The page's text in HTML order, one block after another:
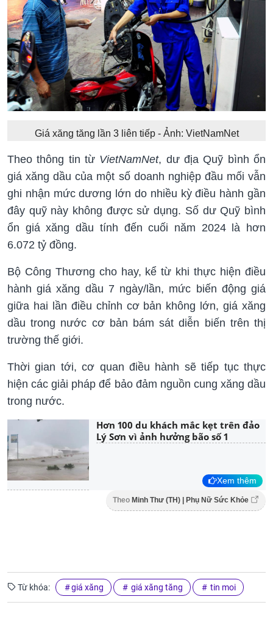
Giá xăng tăng lần 3 liên tiếp - Ảnh: VietNamNet
Theo thông tin từ VietNamNet, dư địa Quỹ bình ổn
giá xăng dầu của một số doanh nghiệp đầu mối vẫn
ghi nhận mức dương lớn do nhiều kỳ điều hành gần
đây quỹ này không được sử dụng. Số dư Quỹ bình
ổn giá xăng dầu tính đến cuối năm 2024 là hơn
6.072 tỷ đồng.
Bộ Công Thương cho hay, kể từ khi thực hiện điều
hành giá xăng dầu 7 ngày/lần, mức biến động giá
giữa hai lần điều chỉnh cơ bản không lớn, giá xăng
dầu trong nước cơ bản bám sát diễn biến trên thị
trường thế giới.
Thời gian tới, cơ quan điều hành sẽ tiếp tục thực
hiện các giải pháp để bảo đảm nguồn cung xăng dầu
trong nước.
Hơn 100 du khách mắc kẹt trên đảo
Lý Sơn vì ảnh hưởng bão số 1
Xem thêm
Theo Minh Thư (TH) | Phụ Nữ Sức Khỏe
Từ khóa: giá xăng giá xăng tăng tin moi